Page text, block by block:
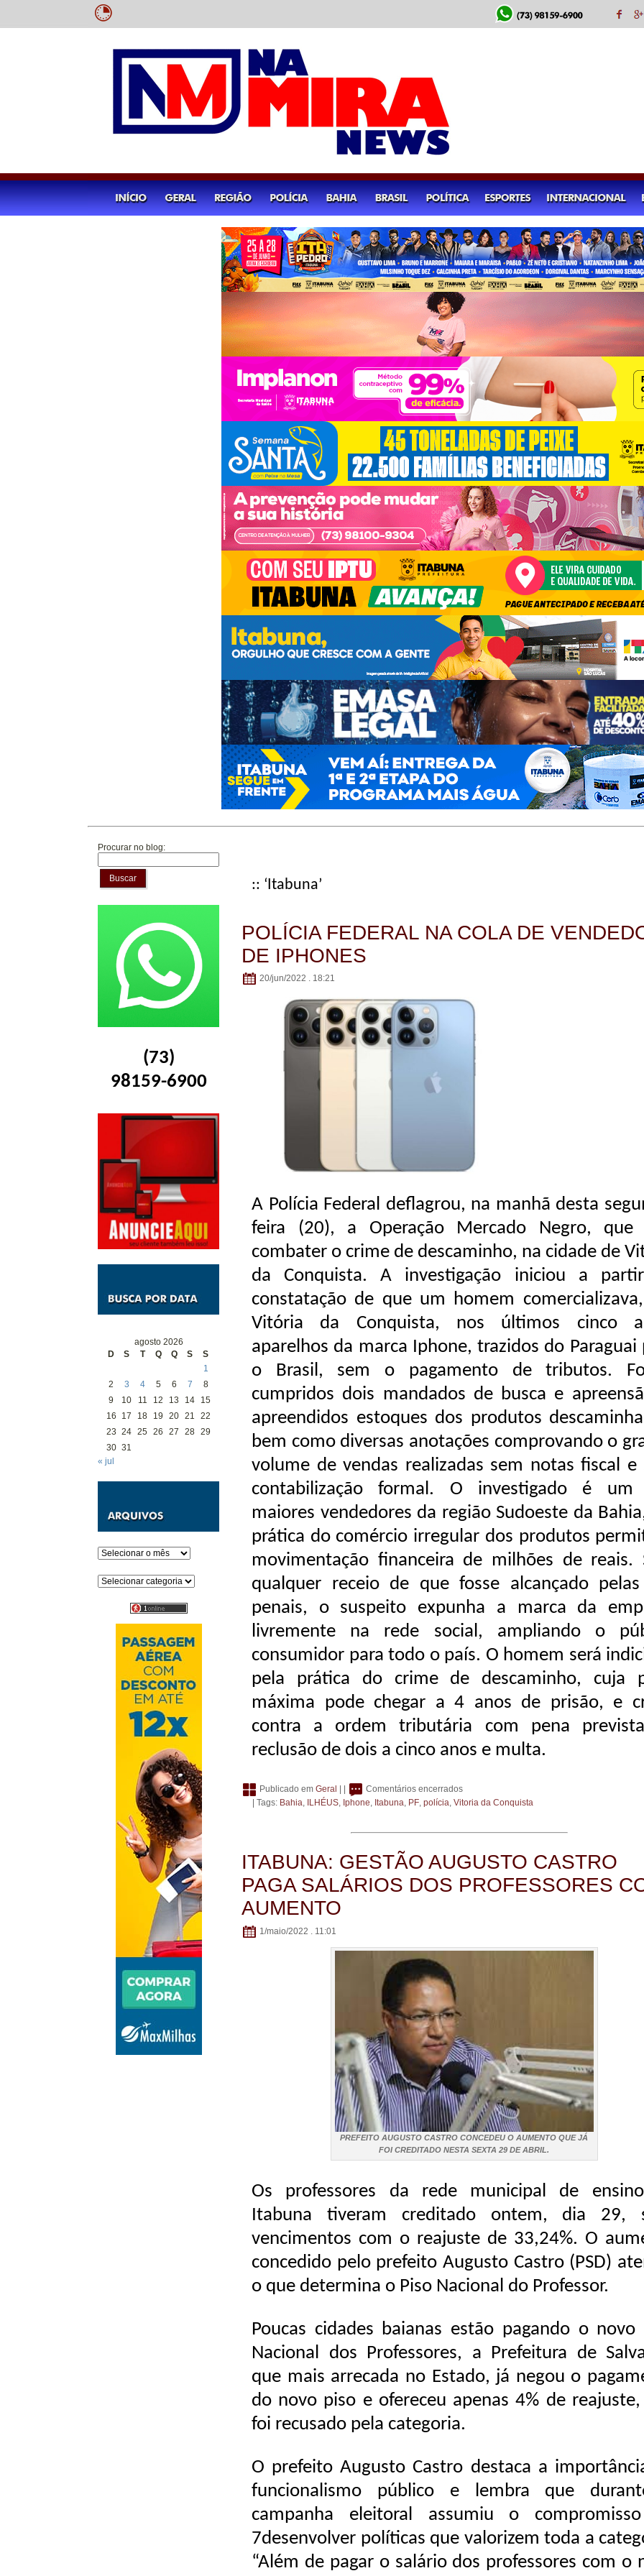
Procurar no blog:
Buscar
(73)
98159-6900
agosto 2026
D
S T Q Q S
S
1
2
3 4 5 6 7
8
9
10 11 12 13 14
15
16
17 18 19 20 21
22
23 24 25 26 27 28 29
30 31
« jul
Arquivos
Categorias
:: ‘Itabuna’
POLÍCIA FEDERAL NA COLA DE
DE IPHONES
20/jun/2022 . 18:21
A Polícia Federal deflagrou, na manhã desta
feira (20), a Operação Mercado Negro, que
combater o crime de descaminho, na cidade de
da Conquista. A investigação iniciou a
constatação de que um homem
Vitória da Conquista, nos últimos cinco
aparelhos da marca Iphone, trazidos do Paraguai
o Brasil, sem o pagamento de tributos.
cumpridos dois mandados de busca e
apreendidos estoques dos produtos
bem como diversas anotações comprovando o
volume de vendas realizadas sem notas fiscal e
contabilização formal. O investigado é um
maiores vendedores da região Sudoeste da
prática do comércio irregular dos produtos
movimentação financeira de milhões de reais.
qualquer receio de que fosse alcançado
penais, o suspeito expunha a marca da
livremente na rede social, ampliando o
consumidor para todo o país. O homem será
pela prática do crime de descaminho, cuja
máxima pode chegar a 4 anos de prisão, e
contra a ordem tributária com pena
reclusão de dois a cinco anos e multa.
Publicado em Geral
Comentários encerrados
| Tags: Bahia, ILHÉUS, Iphone, Itabuna, PF, polícia, Vitoria da Conquista
ITABUNA: GESTÃO AUGUSTO CASTRO
PAGA SALÁRIOS DOS PROFESSORES
AUMENTO
1/maio/2022 . 11:01
PREFEITO AUGUSTO CASTRO CONCEDEU O AUMENTO QUE JÁ
FOI CREDITADO NESTA SEXTA 29 DE ABRIL.
Os professores da rede municipal de
Itabuna tiveram creditado ontem, dia 29,
vencimentos com o reajuste de 33,24%. O
concedido pelo prefeito Augusto Castro (PSD)
o que determina o Piso Nacional do Professor.
Poucas cidades baianas estão pagando o novo
Nacional dos Professores, a Prefeitura de
que mais arrecada no Estado, já negou o
do novo piso e ofereceu apenas 4% de
foi recusado pela categoria.
O prefeito Augusto Castro destaca a
funcionalismo público e lembra que
campanha eleitoral assumiu o
7desenvolver políticas que valorizem toda a
“Além de pagar o salário dos professores com o